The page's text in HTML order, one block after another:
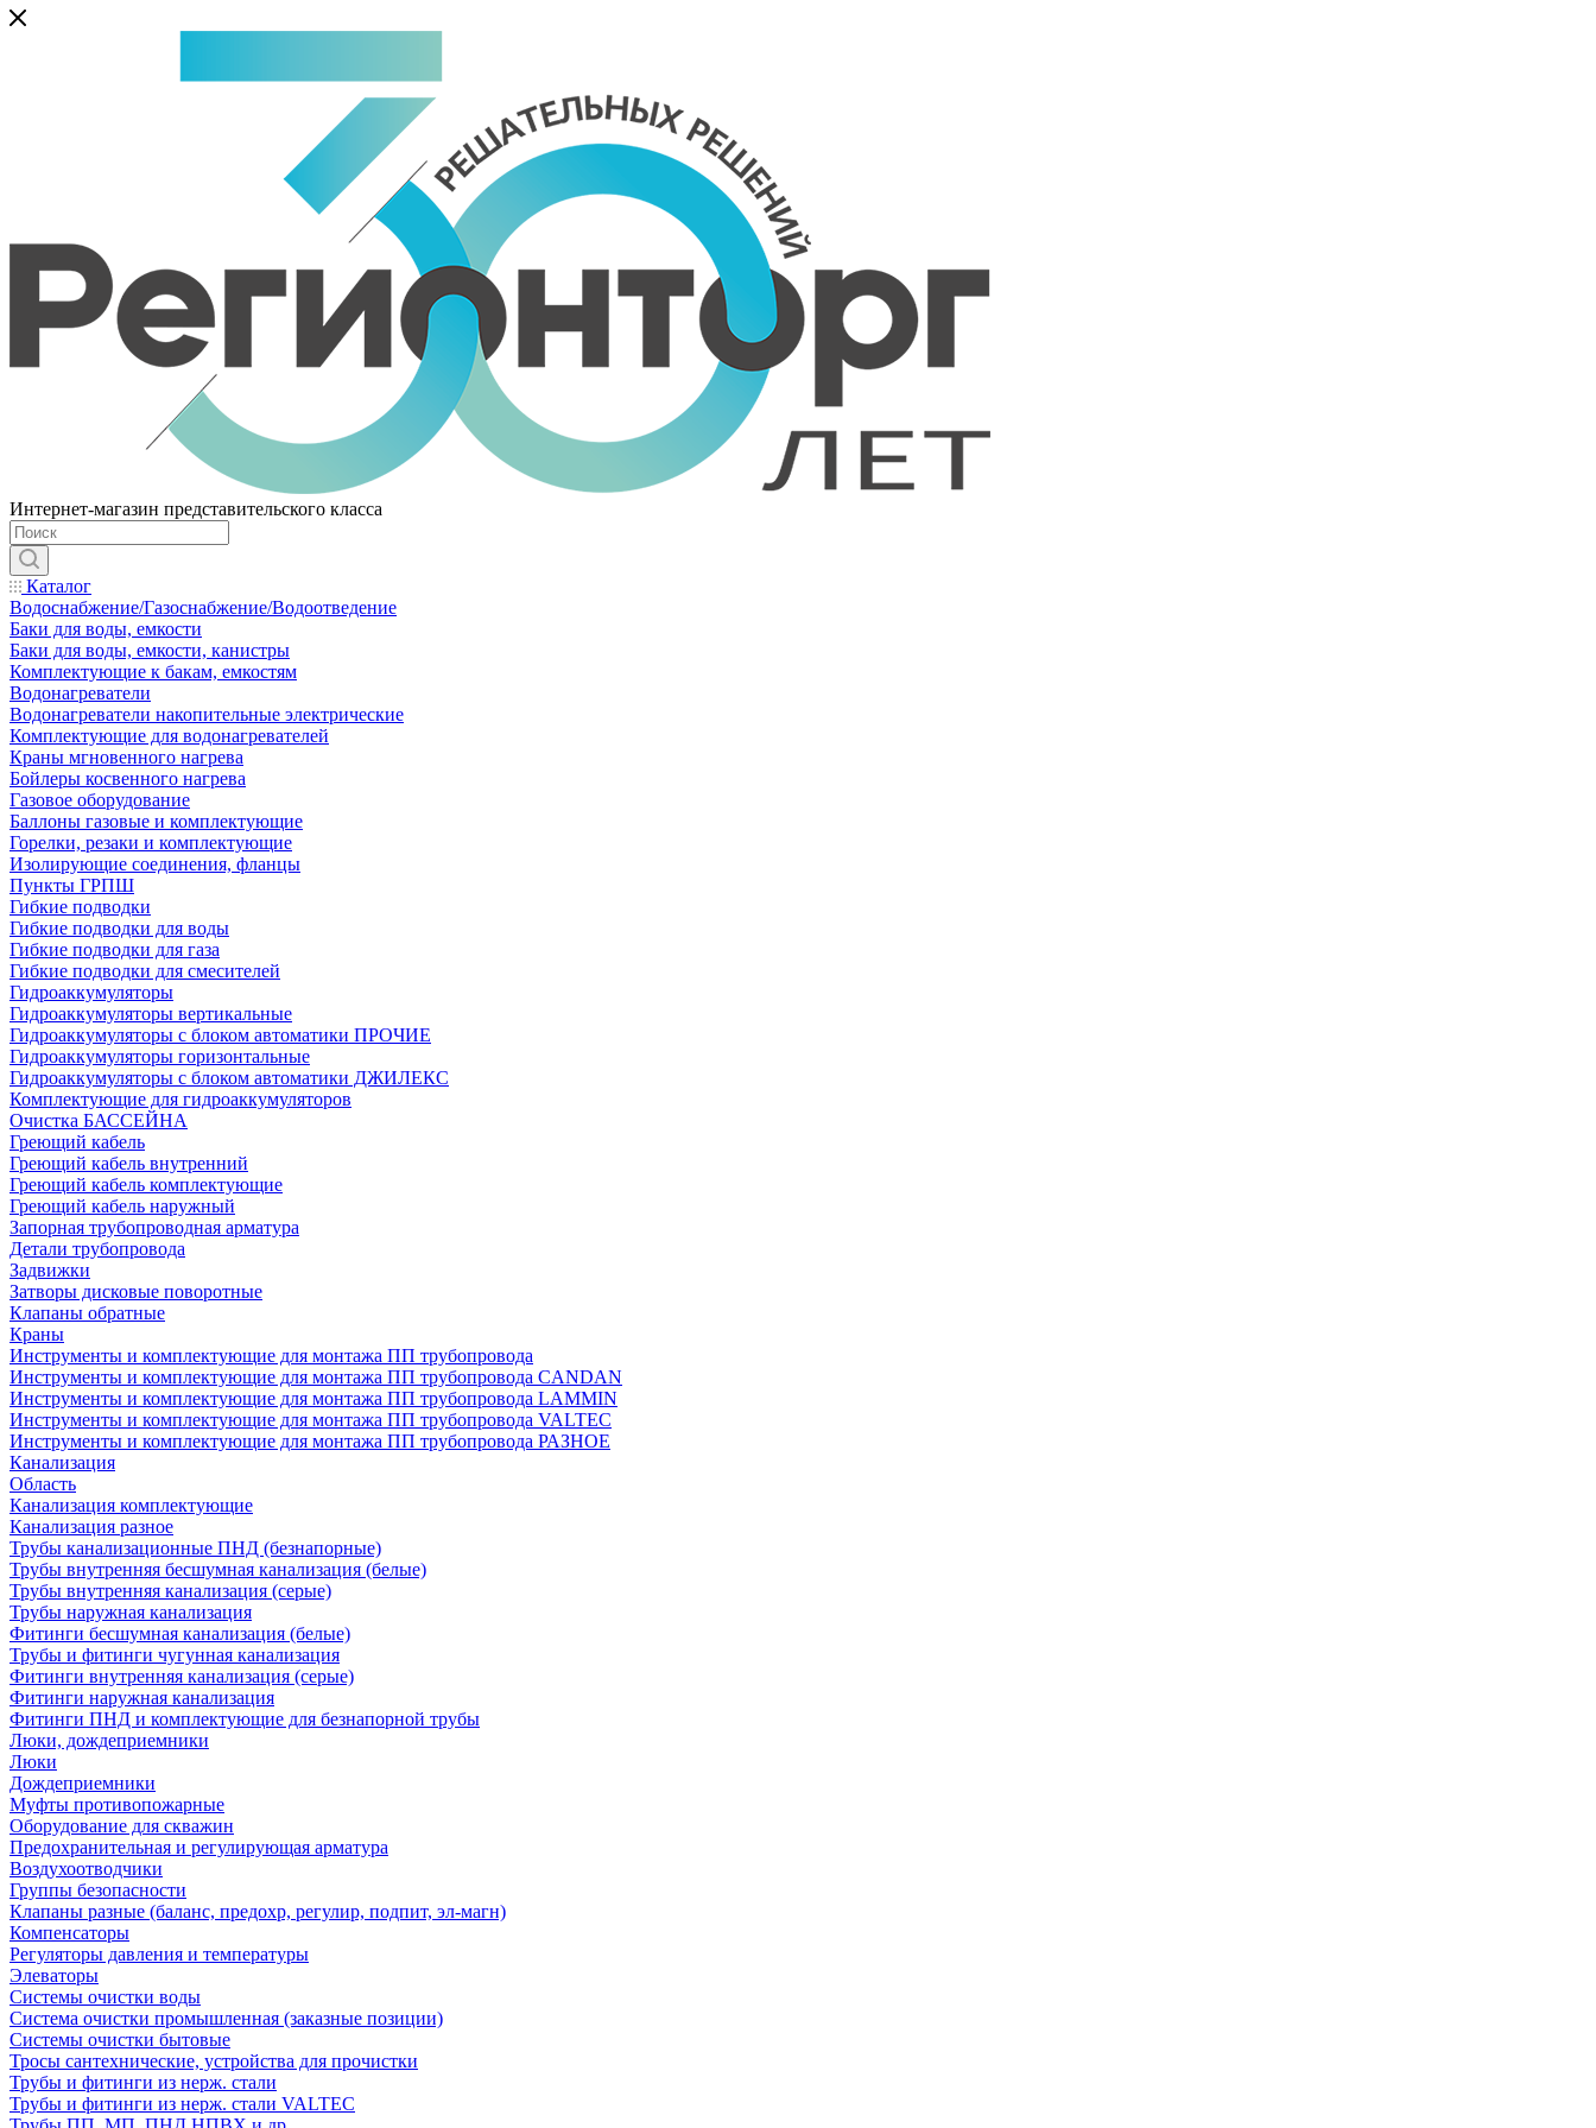
Интернет-магазин представительского класса
Каталог
Водоснабжение/Газоснабжение/Водоотведение
Баки для воды, емкости
Баки для воды, емкости, канистры
Комплектующие к бакам, емкостям
Водонагреватели
Водонагреватели накопительные электрические
Комплектующие для водонагревателей
Краны мгновенного нагрева
Бойлеры косвенного нагрева
Газовое оборудование
Баллоны газовые и комплектующие
Горелки, резаки и комплектующие
Изолирующие соединения, фланцы
Пункты ГРПШ
Гибкие подводки
Гибкие подводки для воды
Гибкие подводки для газа
Гибкие подводки для смесителей
Гидроаккумуляторы
Гидроаккумуляторы вертикальные
Гидроаккумуляторы с блоком автоматики ПРОЧИЕ
Гидроаккумуляторы горизонтальные
Гидроаккумуляторы с блоком автоматики ДЖИЛЕКС
Комплектующие для гидроаккумуляторов
Очистка БАССЕЙНА
Греющий кабель
Греющий кабель внутренний
Греющий кабель комплектующие
Греющий кабель наружный
Запорная трубопроводная арматура
Детали трубопровода
Задвижки
Затворы дисковые поворотные
Клапаны обратные
Краны
Инструменты и комплектующие для монтажа ПП трубопровода
Инструменты и комплектующие для монтажа ПП трубопровода CANDAN
Инструменты и комплектующие для монтажа ПП трубопровода LAMMIN
Инструменты и комплектующие для монтажа ПП трубопровода VALTEC
Инструменты и комплектующие для монтажа ПП трубопровода РАЗНОЕ
Канализация
Область
Канализация комплектующие
Канализация разное
Трубы канализационные ПНД (безнапорные)
Трубы внутренняя бесшумная канализация (белые)
Трубы внутренняя канализация (серые)
Трубы наружная канализация
Фитинги бесшумная канализация (белые)
Трубы и фитинги чугунная канализация
Фитинги внутренняя канализация (серые)
Фитинги наружная канализация
Фитинги ПНД и комплектующие для безнапорной трубы
Люки, дождеприемники
Люки
Дождеприемники
Муфты противопожарные
Оборудование для скважин
Предохранительная и регулирующая арматура
Воздухоотводчики
Группы безопасности
Клапаны разные (баланс, предохр, регулир, подпит, эл-магн)
Компенсаторы
Регуляторы давления и температуры
Элеваторы
Системы очистки воды
Система очистки промышленная (заказные позиции)
Системы очистки бытовые
Тросы сантехнические, устройства для прочистки
Трубы и фитинги из нерж. стали
Трубы и фитинги из нерж. стали VALTEC